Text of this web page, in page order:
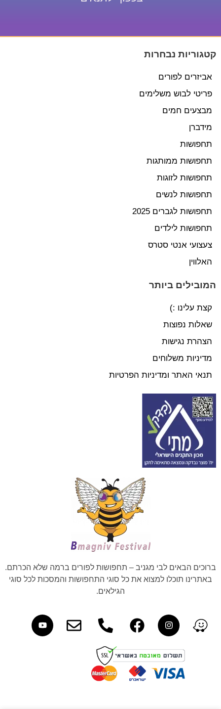
קטגוריות נבחרות
אביזרים לפורים
פריטי לבוש משלימים
מבצעים חמים
מידברן
תחפושות
תחפושות ממותגות
תחפושות לזוגות
תחפושות לנשים
תחפושות לגברים 2025
תחפושות לילדים
צעצועי אנטי סטרס
האלווין
המובילים ביותר
קצת עלינו :)
שאלות נפוצות
הצהרת נגישות
מדיניות משלוחים
תנאי האתר ומדיניות הפרטיות
ברוכים הבאים לבי מגניב – תחפושות לפורים ברמה שלא הכרתם.
באתרינו תוכלו למצוא את כל סוגי התחפושות והמסכות לכל סוגי
הגילאים.